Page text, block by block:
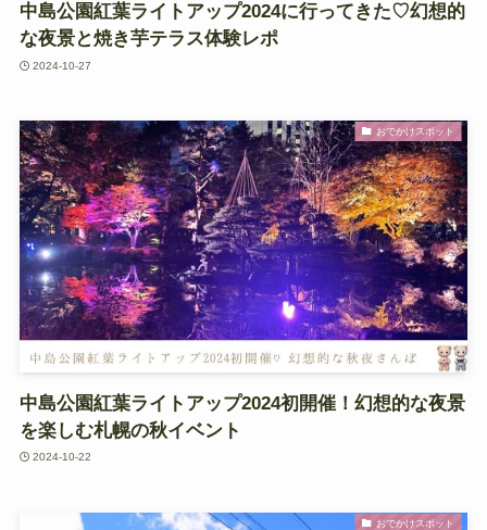
中島公園紅葉ライトアップ2024に行ってきた♡幻想的
な夜景と焼き芋テラス体験レポ
2024-10-27
おでかけスポット
中島公園紅葉ライトアップ2024初開催！幻想的な夜景
を楽しむ札幌の秋イベント
2024-10-22
おでかけスポット